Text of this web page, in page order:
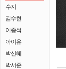
수지
김수현
이종석
아이유
박신혜
박서준